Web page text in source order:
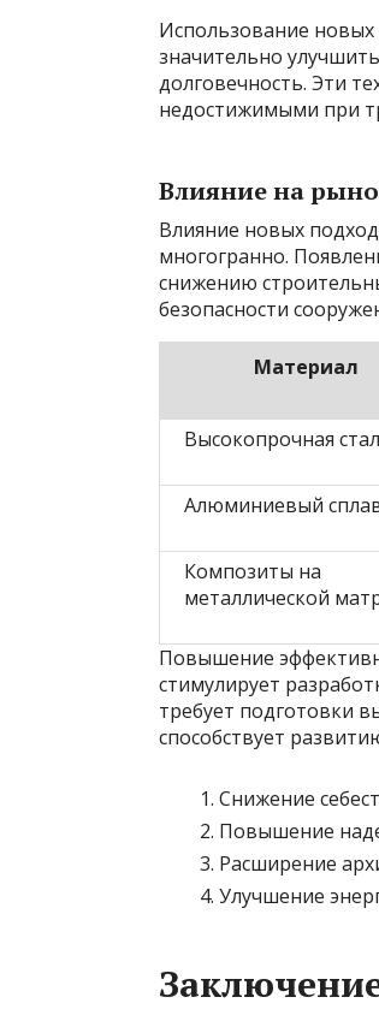
Использование новых
значительно
долговечность. Эти
недостижимыми при
Влияние на
Влияние новых
многогранно.
снижению
безопасности
Материал
Высокопрочная
Алюминиевый
Композиты на
металлической
Повышение
стимулирует
требует подготовки
способствует
Снижение
Повышение
Расширение
Улучшение